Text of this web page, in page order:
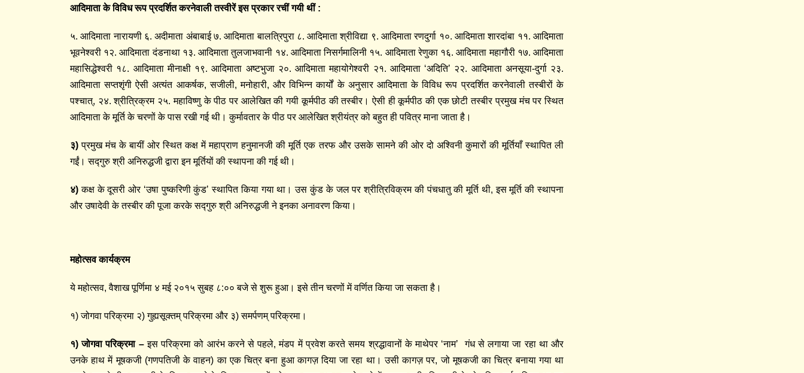
आदिमाता के विविध रूप प्रदर्शित करनेवाली तस्वीरें इस प्रकार रचीं गयी थीं :
५. आदिमाता नारायणी ६. अदीमाता अंबाबाई ७. आदिमाता बालत्रिपुरा ८. आदिमाता श्रीविद्या ९. आदिमाता रणदुर्गा १०. आदिमाता शारदांबा ११. आदिमाता
भूवनेश्वरी १२. आदिमाता दंडनाथा १३. आदिमाता तुलजाभवानी १४. आदिमाता निसर्गमालिनी १५. आदिमाता रेणुका १६. आदिमाता महागौरी १७. आदिमाता
महासिद्धेश्वरी १८. आदिमाता मीनाक्षी १९. आदिमाता अष्टभुजा २०. आदिमाता महायोगेश्वरी २१. आदिमाता ‘अदिति’ २२. आदिमाता अनसूया-दुर्गा २३.
आदिमाता सप्तशृंगी ऐसी अत्यंत आकर्षक, सजीली, मनोहारी, और विभिन्न कार्यों के अनुसार आदिमाता के विविध रूप प्रदर्शित करनेवाली तस्बीरों के
पश्चात्‌, २४. श्रीत्रिक्रम २५. महाविष्णु के पीठ पर आलेखित की गयी कूर्मपीठ की तस्बीर। ऐसी ही कूर्मपीठ की एक छोटी तस्बीर प्रमुख मंच पर स्थित
आदिमाता के मूर्ति के चरणों के पास रखी गई थी। कुर्मावतार के पीठ पर आलेखित श्रीयंत्र को बहुत ही पवित्र माना जाता है।
३) प्रमुख मंच के बायीं ओर स्थित कक्ष में महाप्राण हनुमानजी की मूर्ति एक तरफ और उसके सामने की ओर दो अश्विनी कुमारों की मूर्तियाँ स्थापित ली
गईं। सद्गुरु श्री अनिरुद्धजी द्वारा इन मूर्तियों की स्थापना की गई थी।
४) कक्ष के दूसरी ओर ‘उषा पुष्करिणी कुंड’ स्थापित किया गया था। उस कुंड के जल पर श्रीत्रिविक्रम की पंचधातु की मूर्ति थी, इस मूर्ति की स्थापना
और उषादेवी के तस्बीर की पूजा करके सद्गुरु श्री अनिरुद्धजी ने इनका अनावरण किया।
महोत्सव कार्यक्रम
ये महोत्सव, वैशाख पूर्णिमा ४ मई २०१५ सुबह ८:०० बजे से शुरू हुआ। इसे तीन चरणों में वर्णित किया जा सकता है।
१) जोगवा परिक्रमा २) गुह्यसूक्तम्‌ परिक्रमा और ३) समर्पणम्‌ परिक्रमा।
१)जोगवा परिक्रमा –इस परिक्रमा को आरंभ करने से पहले, मंडप में प्रवेश करते समय श्रद्धावानों के माथेपर ‘नाम’ गंध से लगाया जा रहा था और
उनके हाथ में मूषकजी (गणपतिजी के वाहन) का एक चित्र बना हुआ कागज़ दिया जा रहा था। उसी कागज़ पर, जो मूषकजी का चित्र बनाया गया था